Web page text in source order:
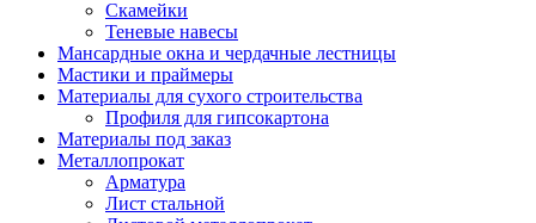
Скамейки
Теневые навесы
Мансардные окна и чердачные лестницы
Мастики и праймеры
Материалы для сухого строительства
Профиля для гипсокартона
Материалы под заказ
Металлопрокат
Арматура
Лист стальной